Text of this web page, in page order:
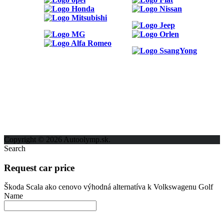
Copyright © 2026 Autoolymp.sk.
Search
Request car price
Škoda Scala ako cenovo výhodná alternatíva k Volkswagenu Golf
Name